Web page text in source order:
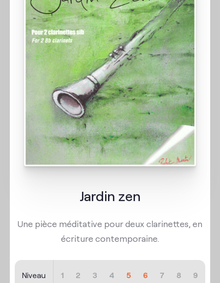
Jardin zen
Une pièce méditative pour deux clarinettes, en
écriture contemporaine.
Niveau 1 2 3 4 5 6 7 8 9